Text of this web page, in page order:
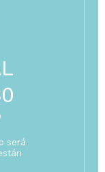
será